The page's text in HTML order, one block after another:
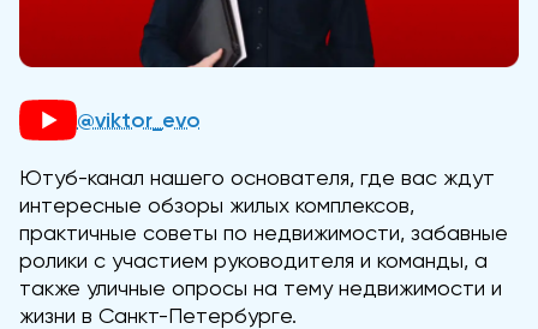
@viktor_evo
Ютуб-канал нашего основателя, где вас ждут
интересные обзоры жилых комплексов,
практичные советы по недвижимости, забавные
ролики с участием руководителя и команды, а
также уличные опросы на тему недвижимости и
жизни в Санкт-Петербурге.